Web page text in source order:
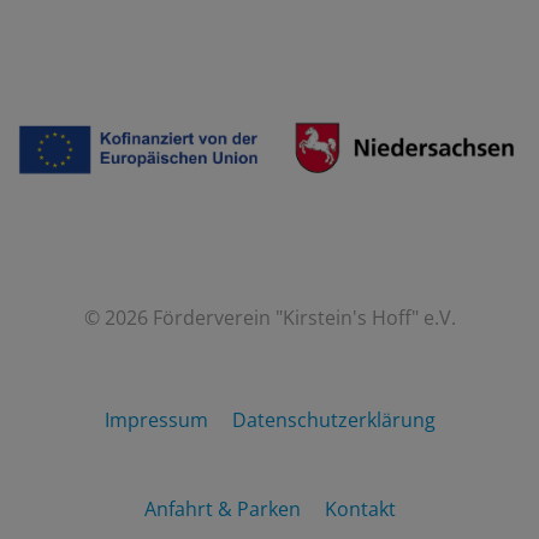
© 2026 Förderverein "Kirstein's Hoff" e.V.
Impressum Datenschutzerklärung
Anfahrt & Parken Kontakt